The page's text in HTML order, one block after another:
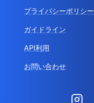
プライバシーポリシー
ガイドライン
API利用
お問い合わせ